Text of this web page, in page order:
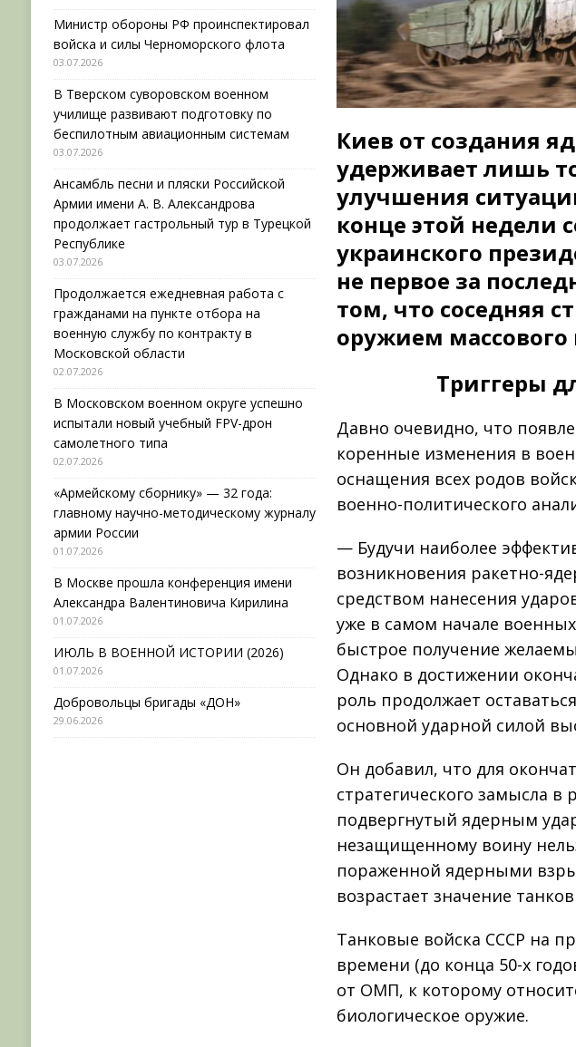
Киев от создания
удерживает лишь
улучшения
конце этой недели
украинского
не первое за
том, что соседняя
оружием
Триггеры
Давно очевидно, что
коренные изменения в
оснащения всех родов
военно-политического
— Будучи наиболее
возникновения ракетно-
средством нанесения
уже в самом начале
быстрое получение
Однако в достижении
роль продолжает
основной ударной силой
Он добавил, что для
стратегического замысла
подвергнутый ядерным
незащищенному воину
пораженной ядерными
возрастает значение
Танковые войска СССР на
времени (до конца 50-х
от ОМП, к которому
биологическое оружие.
Министр обороны РФ проинспектировал
войска и силы Черноморского флота
03.07.2026
В Тверском суворовском военном
училище развивают подготовку по
беспилотным авиационным системам
03.07.2026
Ансамбль песни и пляски Российской
Армии имени А. В. Александрова
продолжает гастрольный тур в Турецкой
Республике
03.07.2026
Продолжается ежедневная работа с
гражданами на пункте отбора на
военную службу по контракту в
Московской области
02.07.2026
В Московском военном округе успешно
испытали новый учебный FPV-дрон
самолетного типа
02.07.2026
«Армейскому сборнику» — 32 года:
главному научно-методическому журналу
армии России
01.07.2026
В Москве прошла конференция имени
Александра Валентиновича Кирилина
01.07.2026
ИЮЛЬ В ВОЕННОЙ ИСТОРИИ (2026)
01.07.2026
Добровольцы бригады «ДОН»
29.06.2026